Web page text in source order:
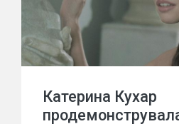
Катерина Кухар